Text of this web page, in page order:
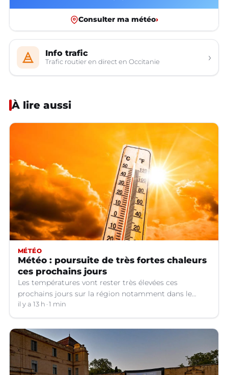
Consulter ma météo›
Info trafic
Trafic routier en direct en Occitanie ›
À lire aussi
MÉTÉO
Météo : poursuite de très fortes chaleurs
ces prochains jours
Les températures vont rester très élevées ces
prochains jours sur la région notamment dans le
Languedoc.
il y a 13 h 1 min